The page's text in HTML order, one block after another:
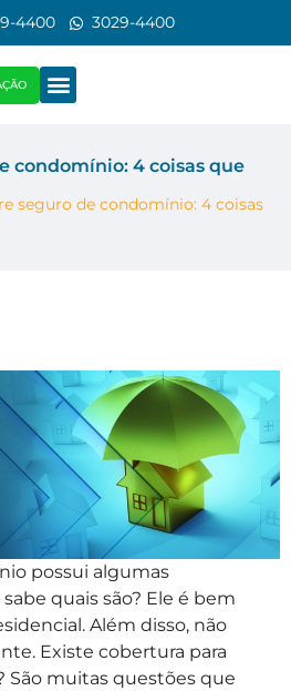
4400 3029-4400
condomínio: 4 coisas que
seguro de condomínio: 4 coisas
possui algumas
quais são? Ele é bem
Além disso, não
Existe cobertura para
São muitas questões que